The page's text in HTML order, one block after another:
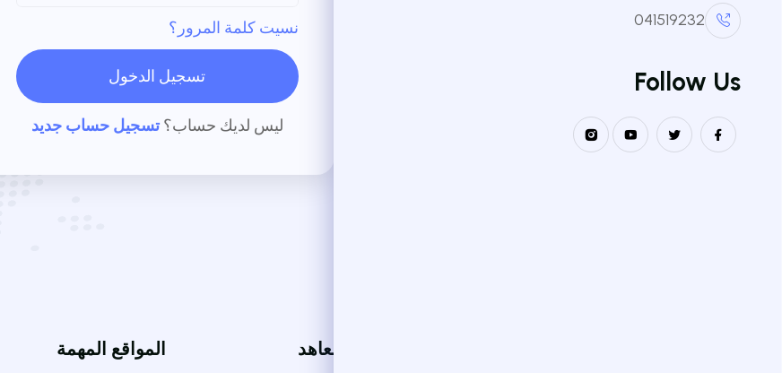
041519232
Follow Us
نسيت كلمة المرور؟
تسجيل الدخول
ليس لديك حساب؟تسجيل حساب جديد
الكليات والمعاهد المواقع المهمة